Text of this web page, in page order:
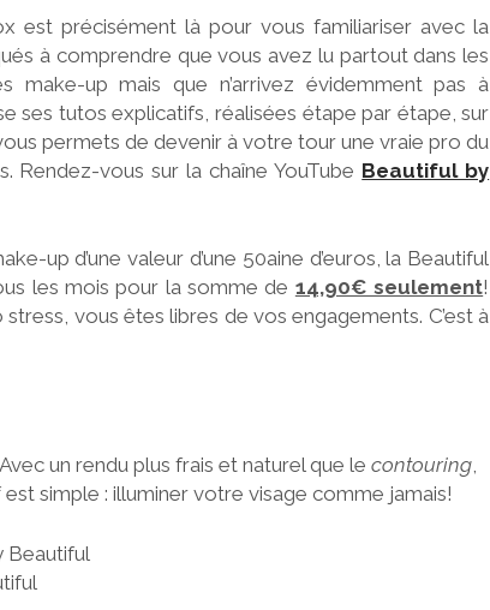
précisément là pour vous familiariser avec la
à comprendre que vous avez lu partout dans les
up mais que n’arrivez évidemment pas à
ses tutos explicatifs, réalisées étape par étape, sur
permets de devenir à votre tour une vraie pro du
Rendez-vous sur la chaîne YouTube Beautiful by
up d’une valeur d’une 50aine d’euros, la Beautiful
les mois pour la somme de 14,90€ seulement!
vous êtes libres de vos engagements. C’est à
un rendu plus frais et naturel que le contouring,
simple : illuminer votre visage comme jamais!
Beautiful